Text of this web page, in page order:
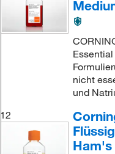
nicht
und
12